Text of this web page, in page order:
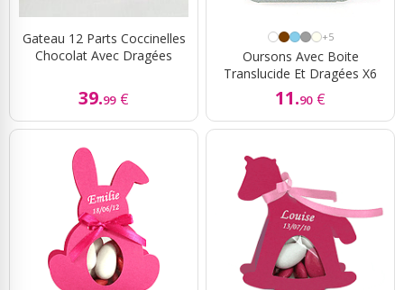
Gateau 12 Parts Coccinelles
Chocolat Avec Dragées
39.99 €
+5
Oursons Avec Boite
Translucide Et Dragées X6
11.90 €